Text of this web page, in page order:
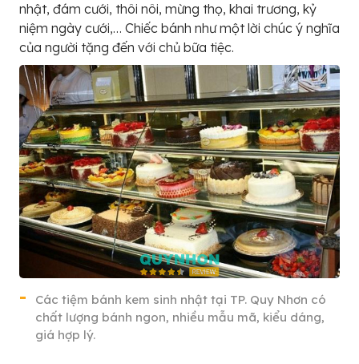
nhật, đám cưới, thôi nôi, mừng thọ, khai trương, kỷ
niệm ngày cưới,… Chiếc bánh như một lời chúc ý nghĩa
của người tặng đến với chủ bữa tiệc.
Các tiệm bánh kem sinh nhật tại TP. Quy Nhơn có
chất lượng bánh ngon, nhiều mẫu mã, kiểu dáng,
giá hợp lý.